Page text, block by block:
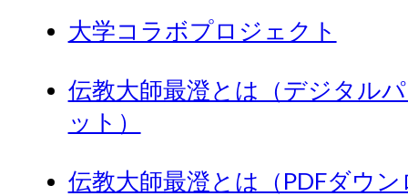
大学コラボプロジェクト
伝教大師最澄とは（デジタル
ット）
伝教大師最澄とは（PDFダウン